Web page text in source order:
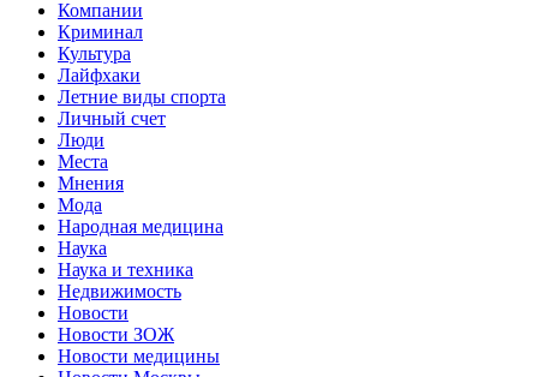
Компании
Криминал
Культура
Лайфхаки
Летние виды спорта
Личный счет
Люди
Места
Мнения
Мода
Народная медицина
Наука
Наука и техника
Недвижимость
Новости
Новости ЗОЖ
Новости медицины